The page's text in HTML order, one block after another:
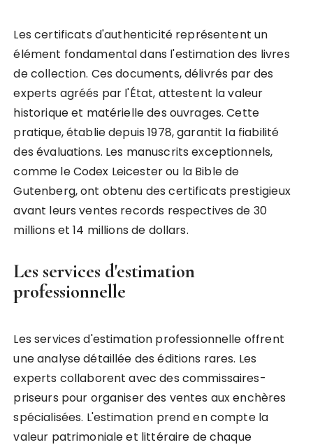
Les certificats d'authenticité représentent un
élément fondamental dans l'estimation des livres
de collection. Ces documents, délivrés par des
experts agréés par l'État, attestent la valeur
historique et matérielle des ouvrages. Cette
pratique, établie depuis 1978, garantit la fiabilité
des évaluations. Les manuscrits exceptionnels,
comme le Codex Leicester ou la Bible de
Gutenberg, ont obtenu des certificats prestigieux
avant leurs ventes records respectives de 30
millions et 14 millions de dollars.
Les services d'estimation
professionnelle
Les services d'estimation professionnelle offrent
une analyse détaillée des éditions rares. Les
experts collaborent avec des commissaires-
priseurs pour organiser des ventes aux enchères
spécialisées. L'estimation prend en compte la
valeur patrimoniale et littéraire de chaque